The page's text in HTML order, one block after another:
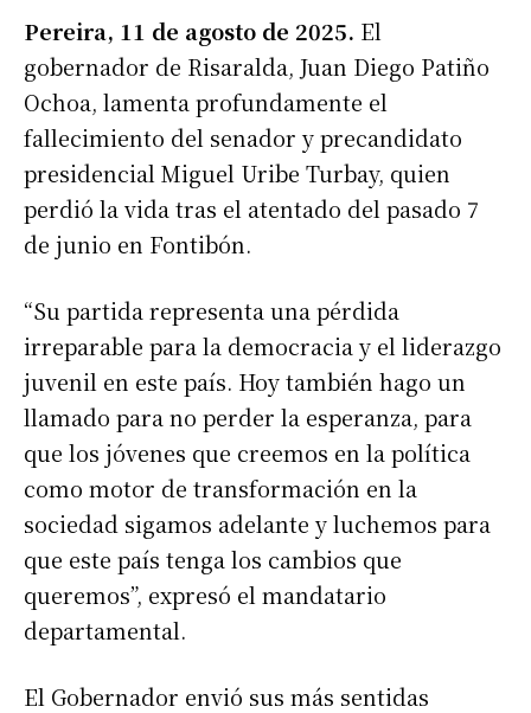
Pereira, 11 de agosto de 2025. El
gobernador de Risaralda, Juan Diego Patiño
Ochoa, lamenta profundamente el
fallecimiento del senador y precandidato
presidencial Miguel Uribe Turbay, quien
perdió la vida tras el atentado del pasado 7
de junio en Fontibón.
“Su partida representa una pérdida
irreparable para la democracia y el liderazgo
juvenil en este país. Hoy también hago un
llamado para no perder la esperanza, para
que los jóvenes que creemos en la política
como motor de transformación en la
sociedad sigamos adelante y luchemos para
que este país tenga los cambios que
queremos”, expresó el mandatario
departamental.
El Gobernador envió sus más sentidas